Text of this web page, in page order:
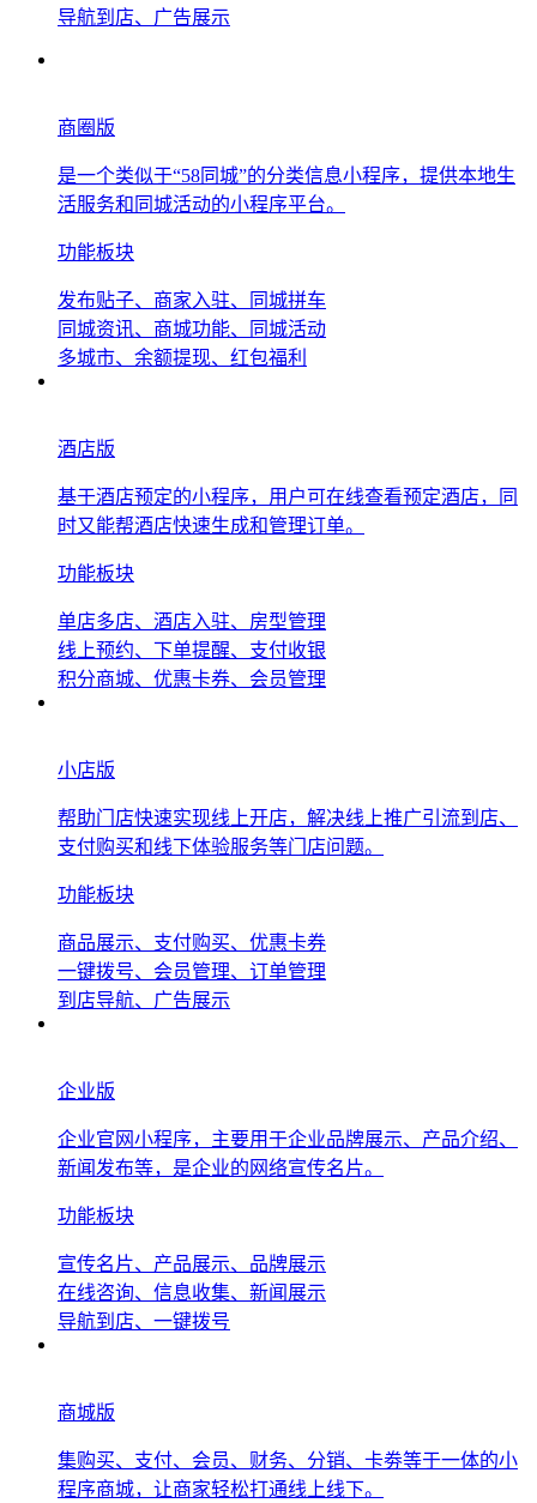
导航到店、广告展示
商圈版
是一个类似于“58同城”的分类信息小程序，提供本地生
活服务和同城活动的小程序平台。
功能板块
发布贴子、商家入驻、同城拼车
同城资讯、商城功能、同城活动
多城市、余额提现、红包福利
酒店版
基于酒店预定的小程序，用户可在线查看预定酒店，同
时又能帮酒店快速生成和管理订单。
功能板块
单店多店、酒店入驻、房型管理
线上预约、下单提醒、支付收银
积分商城、优惠卡券、会员管理
小店版
帮助门店快速实现线上开店，解决线上推广引流到店、
支付购买和线下体验服务等门店问题。
功能板块
商品展示、支付购买、优惠卡券
一键拨号、会员管理、订单管理
到店导航、广告展示
企业版
企业官网小程序，主要用于企业品牌展示、产品介绍、
新闻发布等，是企业的网络宣传名片。
功能板块
宣传名片、产品展示、品牌展示
在线咨询、信息收集、新闻展示
导航到店、一键拨号
商城版
集购买、支付、会员、财务、分销、卡劵等于一体的小
程序商城，让商家轻松打通线上线下。